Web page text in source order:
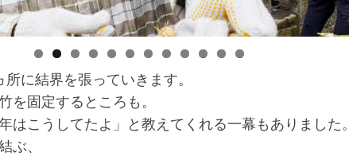
0 1
2
に結界を張っていきます。
を固定するところも。
はこうしてたよ」と教えてくれる一幕もありました。
ぶ、